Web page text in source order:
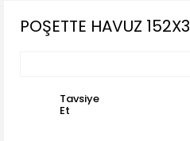
POŞETTE HAVUZ
Tavsiye
Et